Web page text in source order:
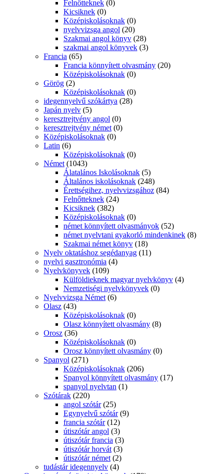
Felnőtteknek (0)
Kicsiknek (0)
Középiskolásoknak (0)
nyelvvizsga angol (20)
Szakmai angol könyv (28)
szakmai angol könyvek (3)
Francia (65)
Francia könnyített olvasmány (20)
Középiskolásoknak (0)
Görög (2)
Középiskolásoknak (0)
idegennyelvű szókártya (28)
Japán nyelv (5)
keresztrejtvény angol (0)
keresztrejtvény német (0)
Középiskolásoknak (0)
Latin (6)
Középiskolásoknak (0)
Német (1043)
Álatalános Iskolásoknak (5)
Általános iskolásoknak (248)
Érettségihez, nyelvvizsgához (84)
Felnőtteknek (24)
Kicsiknek (382)
Középiskolásoknak (0)
német könnyített olvasmányok (52)
német nyelvtani gyakorló mindenkinek (8)
Szakmai német könyv (18)
Nyelv oktatáshoz segédanyag (11)
nyelvi gasztronómia (4)
Nyelvkönyvek (109)
Külföldieknek magyar nyelvkönyv (4)
Nemzetiségi nyelvkönyvek (0)
Nyelvvizsga Német (6)
Olasz (43)
Középiskolásoknak (0)
Olasz könnyített olvasmány (8)
Orosz (36)
Középiskolásoknak (0)
Orosz könnyített olvasmány (0)
Spanyol (271)
Középiskolásoknak (206)
Spanyol könnyített olvasmány (17)
spanyol nyelvtan (1)
Szótárak (220)
angol szótár (25)
Egynyelvű szótár (9)
francia szótár (12)
útiszótár angol (3)
útiszótár francia (3)
útiszótár horvát (3)
útiszótár német (2)
tudástár idegennyelv (4)